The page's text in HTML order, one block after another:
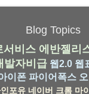
Blog Topics
서비스 에반젤리
발자비급 웹2.0 웹
이폰 파이어폭스
포유 네이버 크롬 마